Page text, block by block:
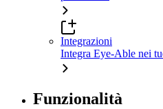
Integrazioni
Integra Eye-Able nei
Funzionalità